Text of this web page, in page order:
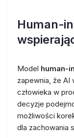
Human-
Model human-
zapewnia, że AI
człowieka w
decyzje
możliwości
dla zachowania